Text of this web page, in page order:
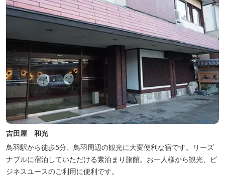
吉田屋 和光
鳥羽駅から徒歩5分、鳥羽周辺の観光に大変便利な宿です。リーズ
ナブルに宿泊していただける素泊まり旅館。お一人様から観光、ビ
ジネスユースのご利用に便利です。